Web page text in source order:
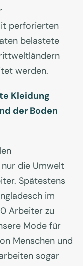
perforierten
belastete
werden.
Kleidung
der Boden
die Umwelt
Spätestens
im
Arbeiter zu
Mode für
Menschen und
sogar